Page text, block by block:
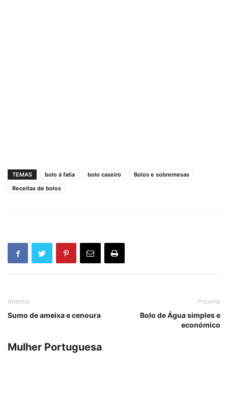
TEMAS bolo à fatia bolo caseiro
Bolos e sobremesas
Receitas de bolos
Anterior
Sumo de ameixa e cenoura
Próximo
Bolo de Água simples e
económico
Mulher Portuguesa